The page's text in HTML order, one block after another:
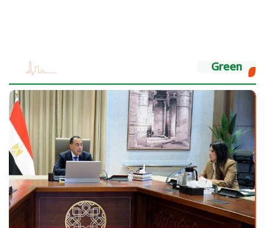
Green